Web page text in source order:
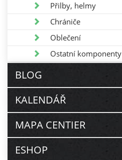
Přilby, helmy
Chrániče
Oblečení
Ostatní komponenty
BLOG
KALENDÁŘ
MAPA CENTIER
ESHOP